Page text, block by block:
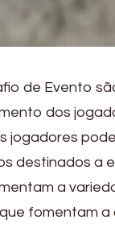
de Evento
dos
jogadores
destinados a
a
fomentam